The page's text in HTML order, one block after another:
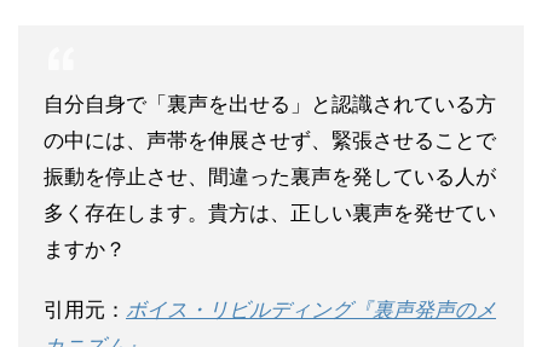
自分自身で「裏声を出せる」と認識されている方
の中には、声帯を伸展させず、緊張させることで
振動を停止させ、間違った裏声を発している人が
多く存在します。貴方は、正しい裏声を発せてい
ますか？
引用元： ボイス・リビルディング『裏声発声のメ